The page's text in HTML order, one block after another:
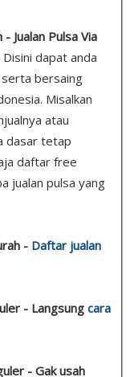
Jualan Pulsa Via
Disini dapat anda
bersaing
Misalkan
atau
dasar tetap
daftar free
jualan pulsa yang
- Daftar jualan
- Langsung cara
- Gak usah